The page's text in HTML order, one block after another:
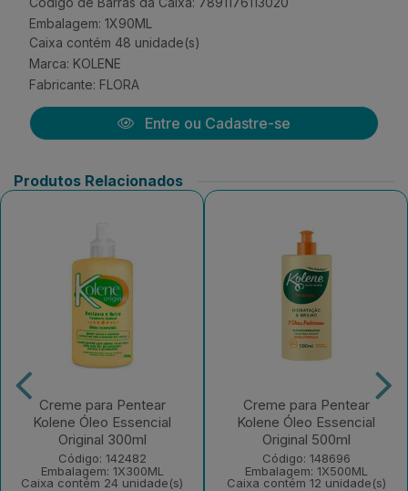
Embalagem: 1X90ML
Caixa contém 48 unidade(s)
Marca: KOLENE
Fabricante: FLORA
Entre ou Cadastre-se
Produtos Relacionados
Creme para Pentear
Kolene Óleo Essencial
Original 300ml
Código: 142482
Embalagem: 1X300ML
Caixa contém 24 unidade(s)
Creme para Pentear
Kolene Óleo Essencial
Original 500ml
Código: 148696
Embalagem: 1X500ML
Caixa contém 12 unidade(s)